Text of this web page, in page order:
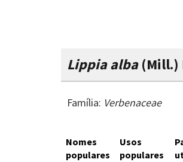
Lippia alba(Mill.)
Família: Verbenaceae
Nomes
populares
Usos
populares